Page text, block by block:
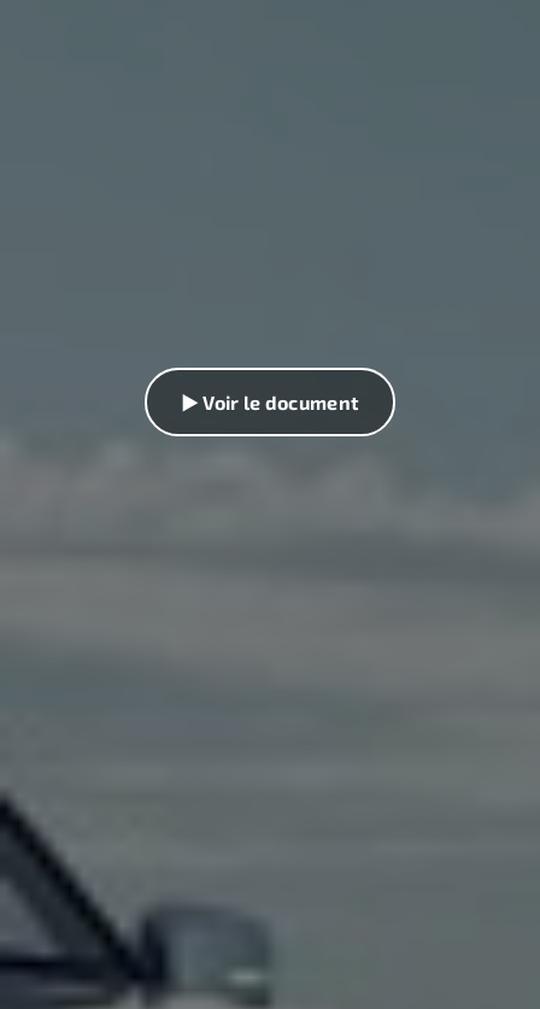
▶ Voir le document